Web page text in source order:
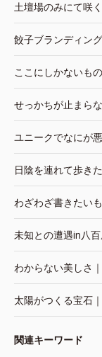
土壇場のみにて咲
餃子ブランディン
ここにしかないも
せっかちが止まら
ユニークでなにが
日陰を連れて歩き
わざわざ書きたい
未知との遭遇in八
わからない美しさ
太陽がつくる宝石
関連キーワード